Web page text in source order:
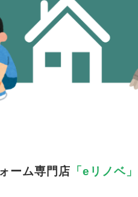
ーム専門店 「eリノベ」